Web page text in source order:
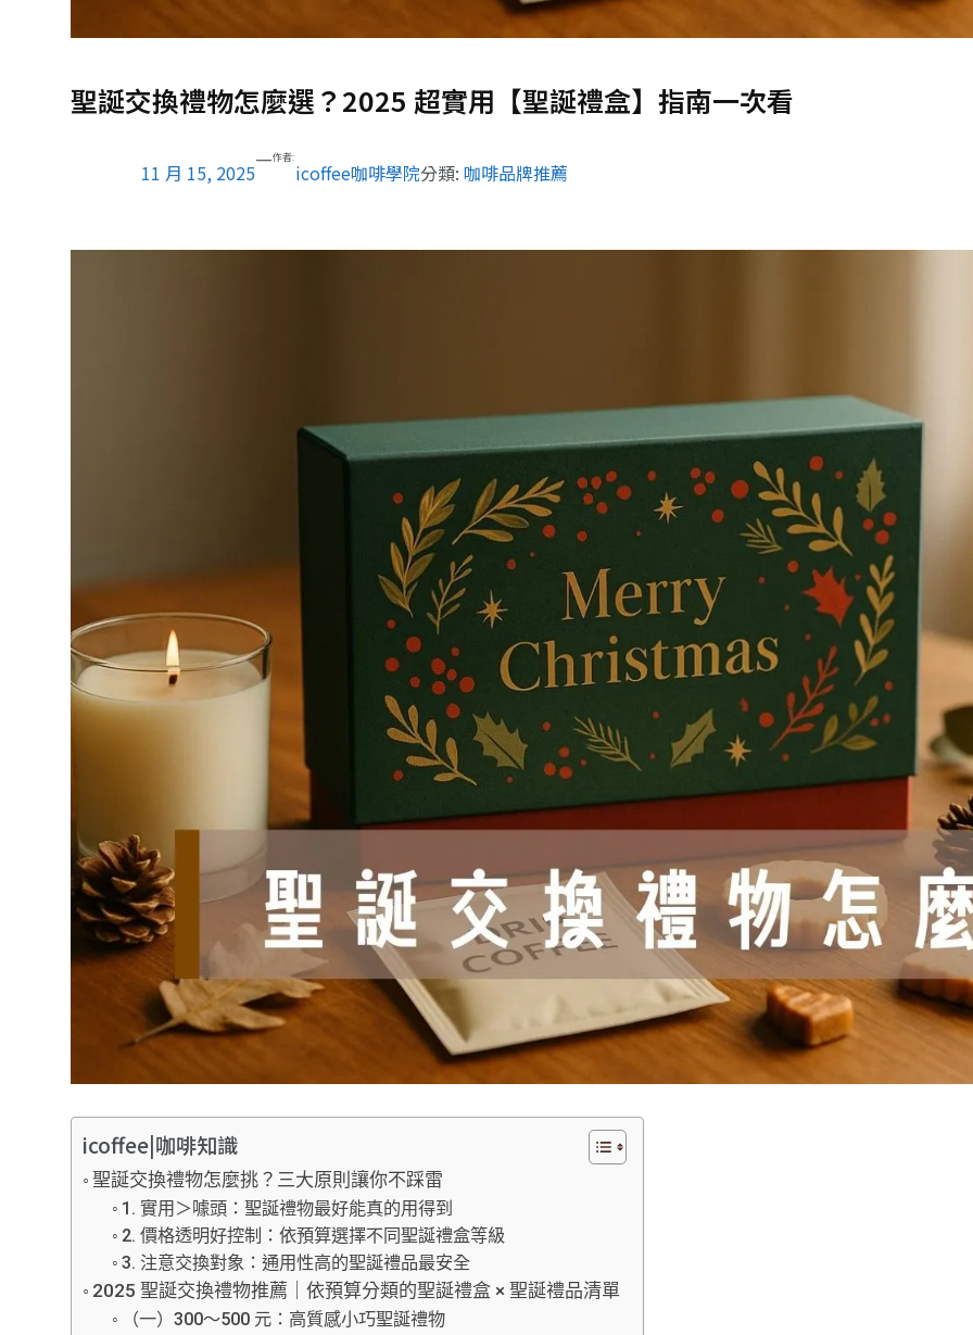
聖誕交換禮物怎麼選？2025 超實用【聖誕禮盒】指南一次看
11 月 15, 2025
—作者:
icoffee咖啡學院分類: 咖啡品牌推薦
icoffee|咖啡知識
聖誕交換禮物怎麼挑？三大原則讓你不踩雷
1. 實用＞噱頭：聖誕禮物最好能真的用得到
2. 價格透明好控制：依預算選擇不同聖誕禮盒等級
3. 注意交換對象：通用性高的聖誕禮品最安全
2025 聖誕交換禮物推薦｜依預算分類的聖誕禮盒 × 聖誕禮品清單
（一）300～500 元：高質感小巧聖誕禮物